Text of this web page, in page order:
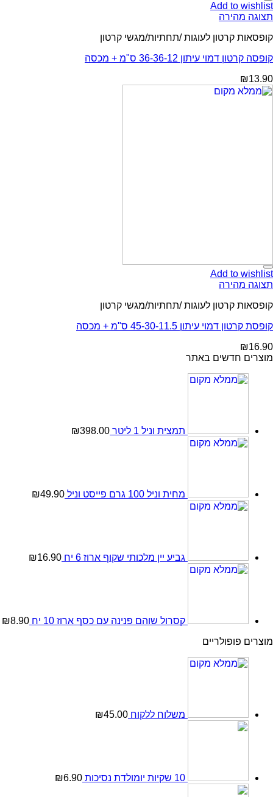
Add to wishlist
תצוגה מהירה
קופסאות קרטון לעוגות /תחתיות/מגשי קרטון
קופסה קרטון דמוי עיתון 36-36-12 ס"מ + מכסה
₪13.90
Add to wishlist
תצוגה מהירה
קופסאות קרטון לעוגות /תחתיות/מגשי קרטון
קופסת קרטון דמוי עיתון 45-30-11.5 ס"מ + מכסה
₪16.90
מוצרים חדשים באתר
תמצית וניל 1 ליטר ₪398.00
מחית וניל 100 גרם פייסט וניל ₪49.90
גביע יין מלכותי שקוף ארוז 6 יח ₪16.90
קסרול שוהם פנינה עם כסף ארוז 10 יח ₪8.90
מוצרים פופולריים
משלוח ללקוח ₪45.00
10 שקיות יומולדת נסיכות ₪6.90